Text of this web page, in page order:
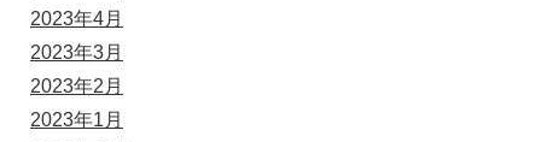
2023年4月
2023年3月
2023年2月
2023年1月